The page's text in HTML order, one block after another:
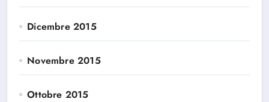
Dicembre 2015
Novembre 2015
Ottobre 2015